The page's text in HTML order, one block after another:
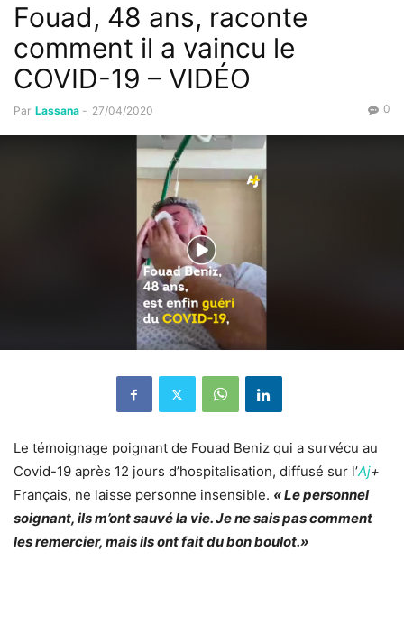
Fouad, 48 ans, raconte
comment il a vaincu le
COVID-19 – VIDÉO
Par Lassana - 27/04/2020 0
Le témoignage poignant de Fouad Beniz qui a survécu au
Covid-19 après 12 jours d’hospitalisation, diffusé sur l’Aj+
Français, ne laisse personne insensible. « Le personnel
soignant, ils m’ont sauvé la vie. Je ne sais pas comment
les remercier, mais ils ont fait du bon boulot.»